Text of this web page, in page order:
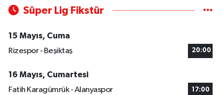
Süper Lig Fikstür
15 Mayıs, Cuma
Rizespor - Beşiktaş
20:00
16 Mayıs, Cumartesi
Fatih Karagümrük - Alanyaspor
17:00